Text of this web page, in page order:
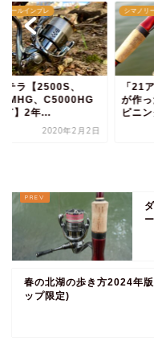
シマノリールインプレ
「21アルテグラ」シマノ
が作った最高の低価格ス
ピニングを使用インプ...
2021年4月16日
春の北湖の歩き方2024年
ップ限定)